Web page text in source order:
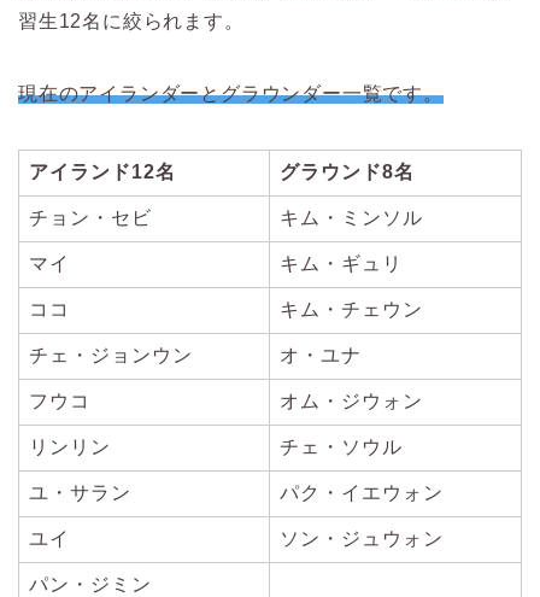
習生12名に絞られます。
現在のアイランダーとグラウンダー一覧です。
アイランド12名 グラウンド8名
チョン・セビ キム・ミンソル
マイ キム・ギュリ
ココ キム・チェウン
チェ・ジョンウン オ・ユナ
フウコ オム・ジウォン
リンリン チェ・ソウル
ユ・サラン パク・イエウォン
ユイ ソン・ジュウォン
パン・ジミン